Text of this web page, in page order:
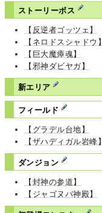
ストーリーボス
【反逆者ゴッツェ】
【ネロドスシャドウ】
【巨大魔瘴魂】
【邪神ダビヤガ】
新エリア
フィールド
【グラデル台地】
【ザハディガル岩峰】
ダンジョン
【封神の参道】
【ジャゴヌバ神殿】